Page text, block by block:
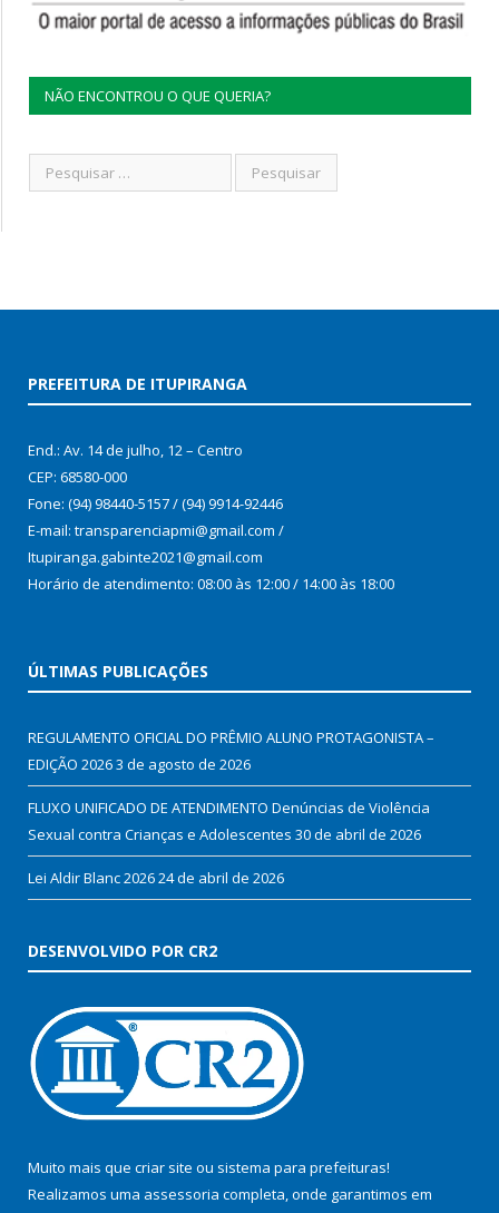
NÃO ENCONTROU O QUE QUERIA?
PREFEITURA DE ITUPIRANGA
End.: Av. 14 de julho, 12 – Centro
CEP: 68580-000
Fone: (94) 98440-5157 / (94) 9914-92446
E-mail: transparenciapmi@gmail.com /
Itupiranga.gabinte2021@gmail.com
Horário de atendimento: 08:00 às 12:00 / 14:00 às 18:00
ÚLTIMAS PUBLICAÇÕES
REGULAMENTO OFICIAL DO PRÊMIO ALUNO PROTAGONISTA –
EDIÇÃO 20263 de agosto de 2026
FLUXO UNIFICADO DE ATENDIMENTO Denúncias de Violência
Sexual contra Crianças e Adolescentes 30 de abril de 2026
Lei Aldir Blanc 202624 de abril de 2026
DESENVOLVIDO POR CR2
Muito mais que criar site ou sistema para prefeituras!
Realizamos uma assessoria completa, onde garantimos em